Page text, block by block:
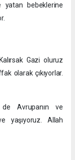
yatan bebeklerine
Gazi oluruz
olarak çıkıyorlar.
Avrupanın ve
yaşıyoruz. Allah